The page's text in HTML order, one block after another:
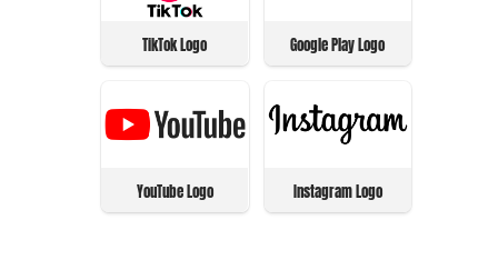
TikTok Logo Google Play Logo
YouTube Logo Instagram Logo